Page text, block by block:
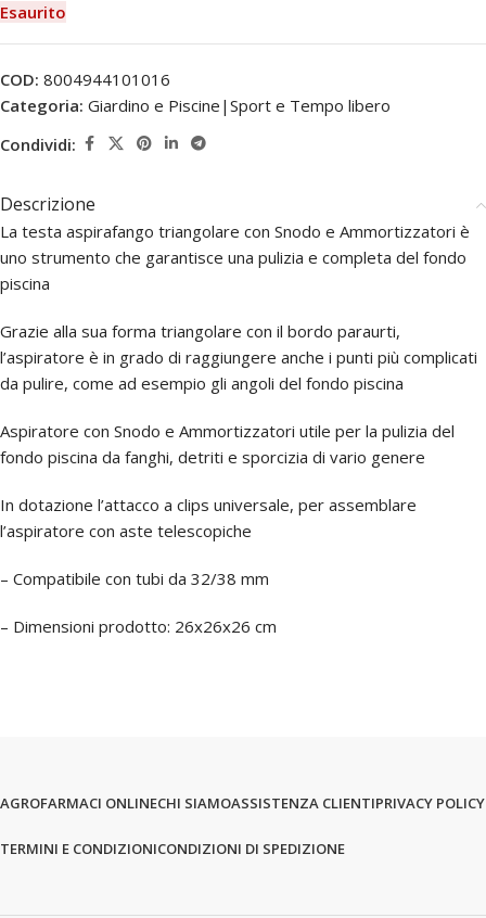
Esaurito
COD: 8004944101016
Categoria: Giardino e Piscine|Sport e Tempo libero
Condividi:
Descrizione
La testa aspirafango triangolare con Snodo e Ammortizzatori è
uno strumento che garantisce una pulizia e completa del fondo
piscina
Grazie alla sua forma triangolare con il bordo paraurti,
l’aspiratore è in grado di raggiungere anche i punti più complicati
da pulire, come ad esempio gli angoli del fondo piscina
Aspiratore con Snodo e Ammortizzatori utile per la pulizia del
fondo piscina da fanghi, detriti e sporcizia di vario genere
In dotazione l’attacco a clips universale, per assemblare
l’aspiratore con aste telescopiche
– Compatibile con tubi da 32/38 mm
– Dimensioni prodotto: 26x26x26 cm
AGROFARMACI ONLINECHI SIAMOASSISTENZA CLIENTIPRIVACY POLICY
TERMINI E CONDIZIONICONDIZIONI DI SPEDIZIONE